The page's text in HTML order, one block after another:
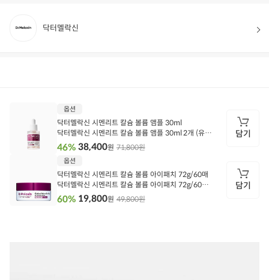
닥터멜락신
옵션
닥터멜락신 시멘리트 칼슘 볼륨 앰플 30ml
닥터멜락신 시멘리트 칼슘 볼륨 앰플 30ml 2개 (유통
기한 27.04)
71,800원
46% 38,400원
담기
옵션
닥터멜락신 시멘리트 칼슘 볼륨 아이패치 72g/60매
닥터멜락신 시멘리트 칼슘 볼륨 아이패치 72g/60매
*2
49,800원
60% 19,800원
담기